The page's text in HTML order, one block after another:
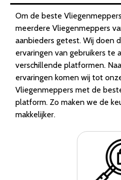
Om de beste
meerdere Vliegenmeppers
aanbieders getest. Wij doen
ervaringen van gebruikers te
verschillende platformen.
ervaringen komen wij tot
Vliegenmeppers met de
platform. Zo maken we de
makkelijker.